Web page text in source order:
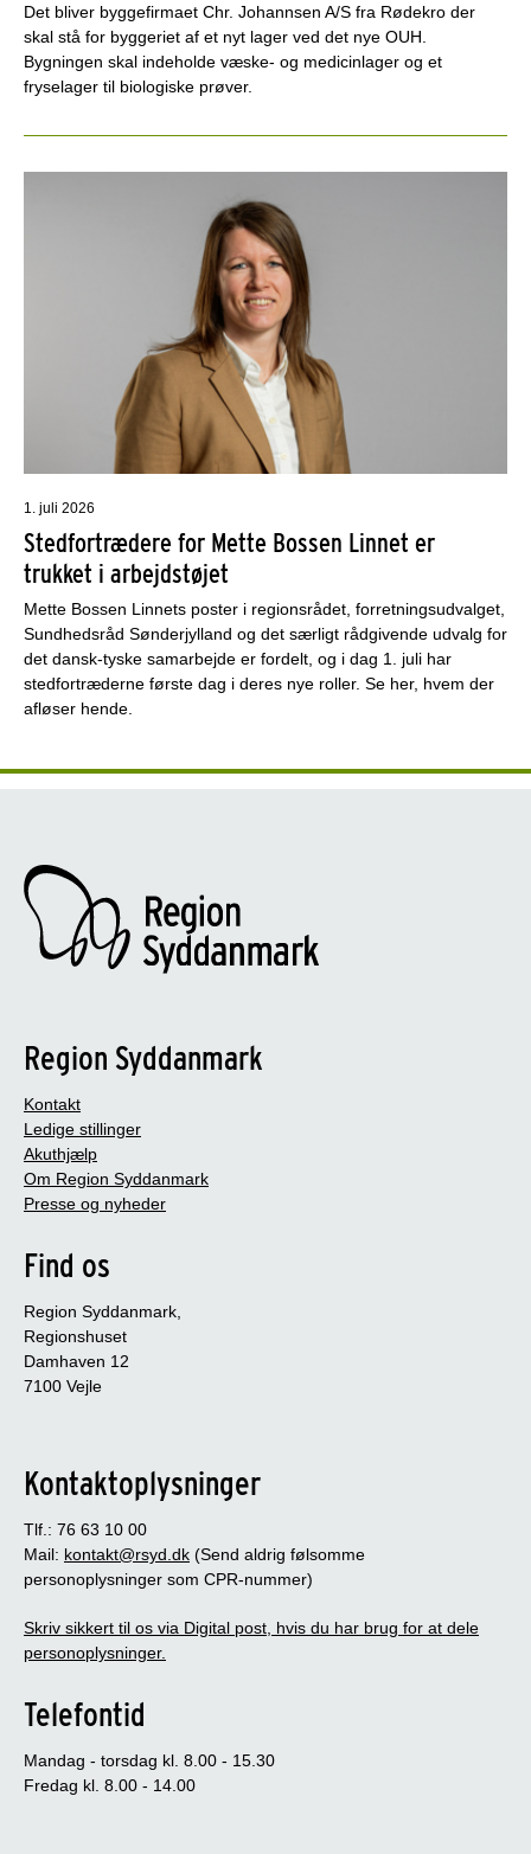
Det bliver byggefirmaet Chr. Johannsen A/S fra Rødekro der
skal stå for byggeriet af et nyt lager ved det nye OUH.
Bygningen skal indeholde væske- og medicinlager og et
fryselager til biologiske prøver.
1. juli 2026
Stedfortrædere for Mette Bossen Linnet er
trukket i arbejdstøjet
Mette Bossen Linnets poster i regionsrådet, forretningsudvalget,
Sundhedsråd Sønderjylland og det særligt rådgivende udvalg for
det dansk-tyske samarbejde er fordelt, og i dag 1. juli har
stedfortræderne første dag i deres nye roller. Se her, hvem der
afløser hende.
Region Syddanmark
Kontakt
Ledige stillinger
Akuthjælp
Om Region Syddanmark
Presse og nyheder
Find os
Region Syddanmark,
Regionshuset
Damhaven 12
7100 Vejle
Kontaktoplysninger
Tlf.: 76 63 10 00
Mail: kontakt@rsyd.dk (Send aldrig følsomme
personoplysninger som CPR-nummer)
Skriv sikkert til os via Digital post, hvis du har brug for at dele
personoplysninger.
Telefontid
Mandag - torsdag kl. 8.00 - 15.30
Fredag kl. 8.00 - 14.00